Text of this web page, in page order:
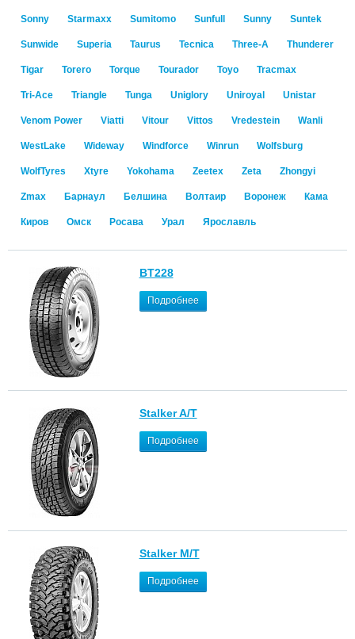
Sonny Starmaxx Sumitomo Sunfull Sunny Suntek
Sunwide Superia Taurus Tecnica Three-A Thunderer
Tigar Torero Torque Tourador Toyo Tracmax
Tri-Ace Triangle Tunga Uniglory Uniroyal Unistar
Venom Power Viatti Vitour Vittos Vredestein Wanli
WestLake Wideway Windforce Winrun Wolfsburg
WolfTyres Xtyre Yokohama Zeetex Zeta Zhongyi
Zmax Барнаул Белшина Волтаир Воронеж Кама
Киров Омск Росава Урал Ярославль
BT228
Подробнее
Stalker A/T
Подробнее
Stalker M/T
Подробнее